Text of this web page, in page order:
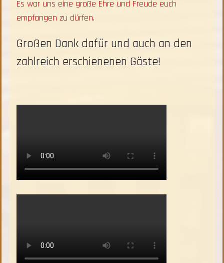
Es war uns eine große Ehre und Freude euch
empfangen zu dürfen.
Großen Dank dafür und auch an den
zahlreich erschienenen Gäste!